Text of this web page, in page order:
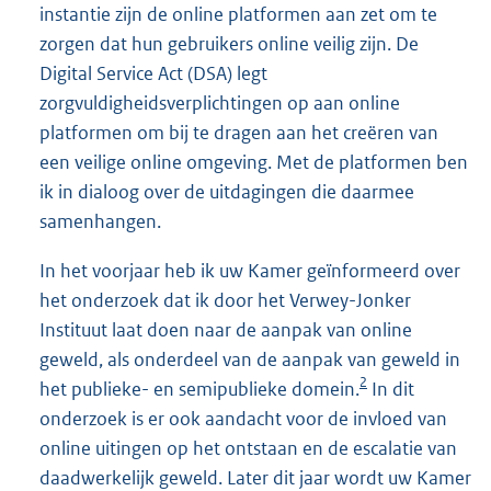
instantie zijn de online platformen aan zet om te
zorgen dat hun gebruikers online veilig zijn. De
Digital Service Act (DSA) legt
zorgvuldigheidsverplichtingen op aan online
platformen om bij te dragen aan het creëren van
een veilige online omgeving. Met de platformen ben
ik in dialoog over de uitdagingen die daarmee
samenhangen.
In het voorjaar heb ik uw Kamer geïnformeerd over
het onderzoek dat ik door het Verwey-Jonker
Instituut laat doen naar de aanpak van online
geweld, als onderdeel van de aanpak van geweld in
het publieke- en semipublieke domein.2 In dit
onderzoek is er ook aandacht voor de invloed van
online uitingen op het ontstaan en de escalatie van
daadwerkelijk geweld. Later dit jaar wordt uw Kamer